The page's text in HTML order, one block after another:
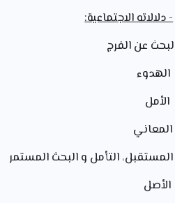
- دلالاته الاجتماعية:
و البحث المستمر